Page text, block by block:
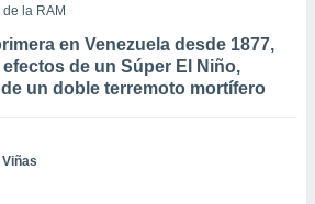
la RAM
en Venezuela desde 1877,
de un Súper El Niño,
un doble terremoto mortífero